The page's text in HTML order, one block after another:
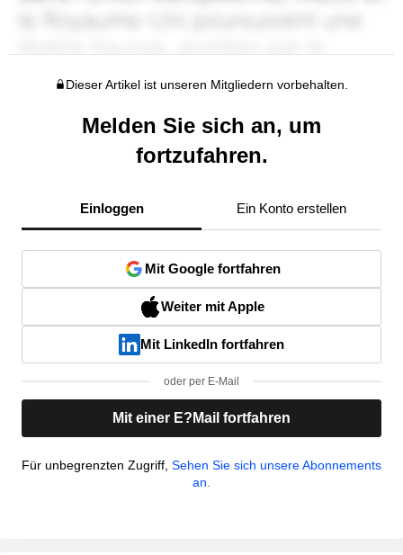
Dieser Artikel ist unseren Mitgliedern vorbehalten.
Melden Sie sich an, um
fortzufahren.
Einloggen Ein Konto erstellen
Mit Google fortfahren
Weiter mit Apple
Mit LinkedIn fortfahren
oder per E-Mail
Mit einer E?Mail fortfahren
Für unbegrenzten Zugriff, Sehen Sie sich unsere Abonnements
an.